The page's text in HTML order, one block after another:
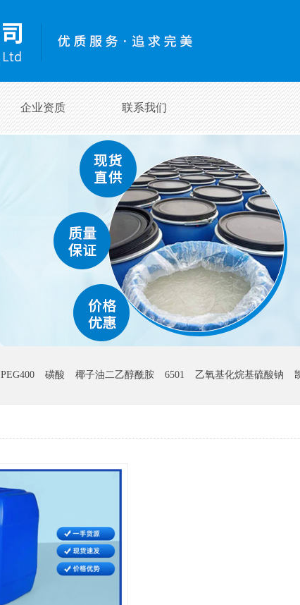
企业资质 联系我们
PEG400 磺酸 椰子油二乙醇酰胺 6501 乙氧基化烷基硫酸钠